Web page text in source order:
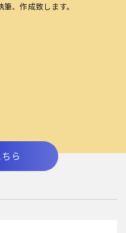
、作成致します。
ら